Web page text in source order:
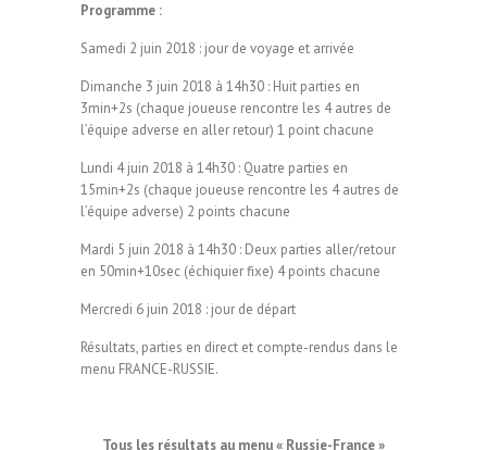
Programme :
Samedi 2 juin 2018 : jour de voyage et arrivée
Dimanche 3 juin 2018 à 14h30 : Huit parties en
3min+2s (chaque joueuse rencontre les 4 autres de
l’équipe adverse en aller retour) 1 point chacune
Lundi 4 juin 2018 à 14h30 : Quatre parties en
15min+2s (chaque joueuse rencontre les 4 autres de
l’équipe adverse) 2 points chacune
Mardi 5 juin 2018 à 14h30 : Deux parties aller/retour
en 50min+10sec (échiquier fixe) 4 points chacune
Mercredi 6 juin 2018 : jour de départ
Résultats, parties en direct et compte-rendus dans le
menu FRANCE-RUSSIE.
Tous les résultats au menu « Russie-France »